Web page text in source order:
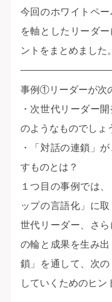
今回のホワイトペ
を軸としたリーダ
ントをまとめました。
事例①リーダーが次
・次世代リーダー
のようなものでしょ
・「対話の連鎖」
すものとは？
１つ目の事例では
ップの言語化」に
世代リーダー、さ
の輪と成果を生み
鎖」を通して、次
していくためのヒン